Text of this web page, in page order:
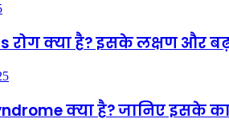
रोग क्या है? इसके लक्षण और
क्या है? जानिए इसके